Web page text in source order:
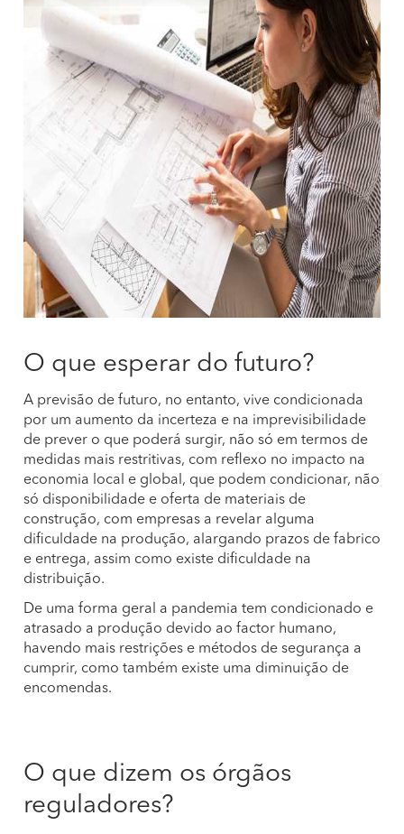
O que esperar do futuro?
A previsão de futuro, no entanto, vive condicionada
por um aumento da incerteza e na imprevisibilidade
de prever o que poderá surgir, não só em termos de
medidas mais restritivas, com reflexo no impacto na
economia local e global, que podem condicionar, não
só disponibilidade e oferta de materiais de
construção, com empresas a revelar alguma
dificuldade na produção, alargando prazos de fabrico
e entrega, assim como existe dificuldade na
distribuição.
De uma forma geral a pandemia tem condicionado e
atrasado a produção devido ao factor humano,
havendo mais restrições e métodos de segurança a
cumprir, como também existe uma diminuição de
encomendas.
O que dizem os órgãos
reguladores?